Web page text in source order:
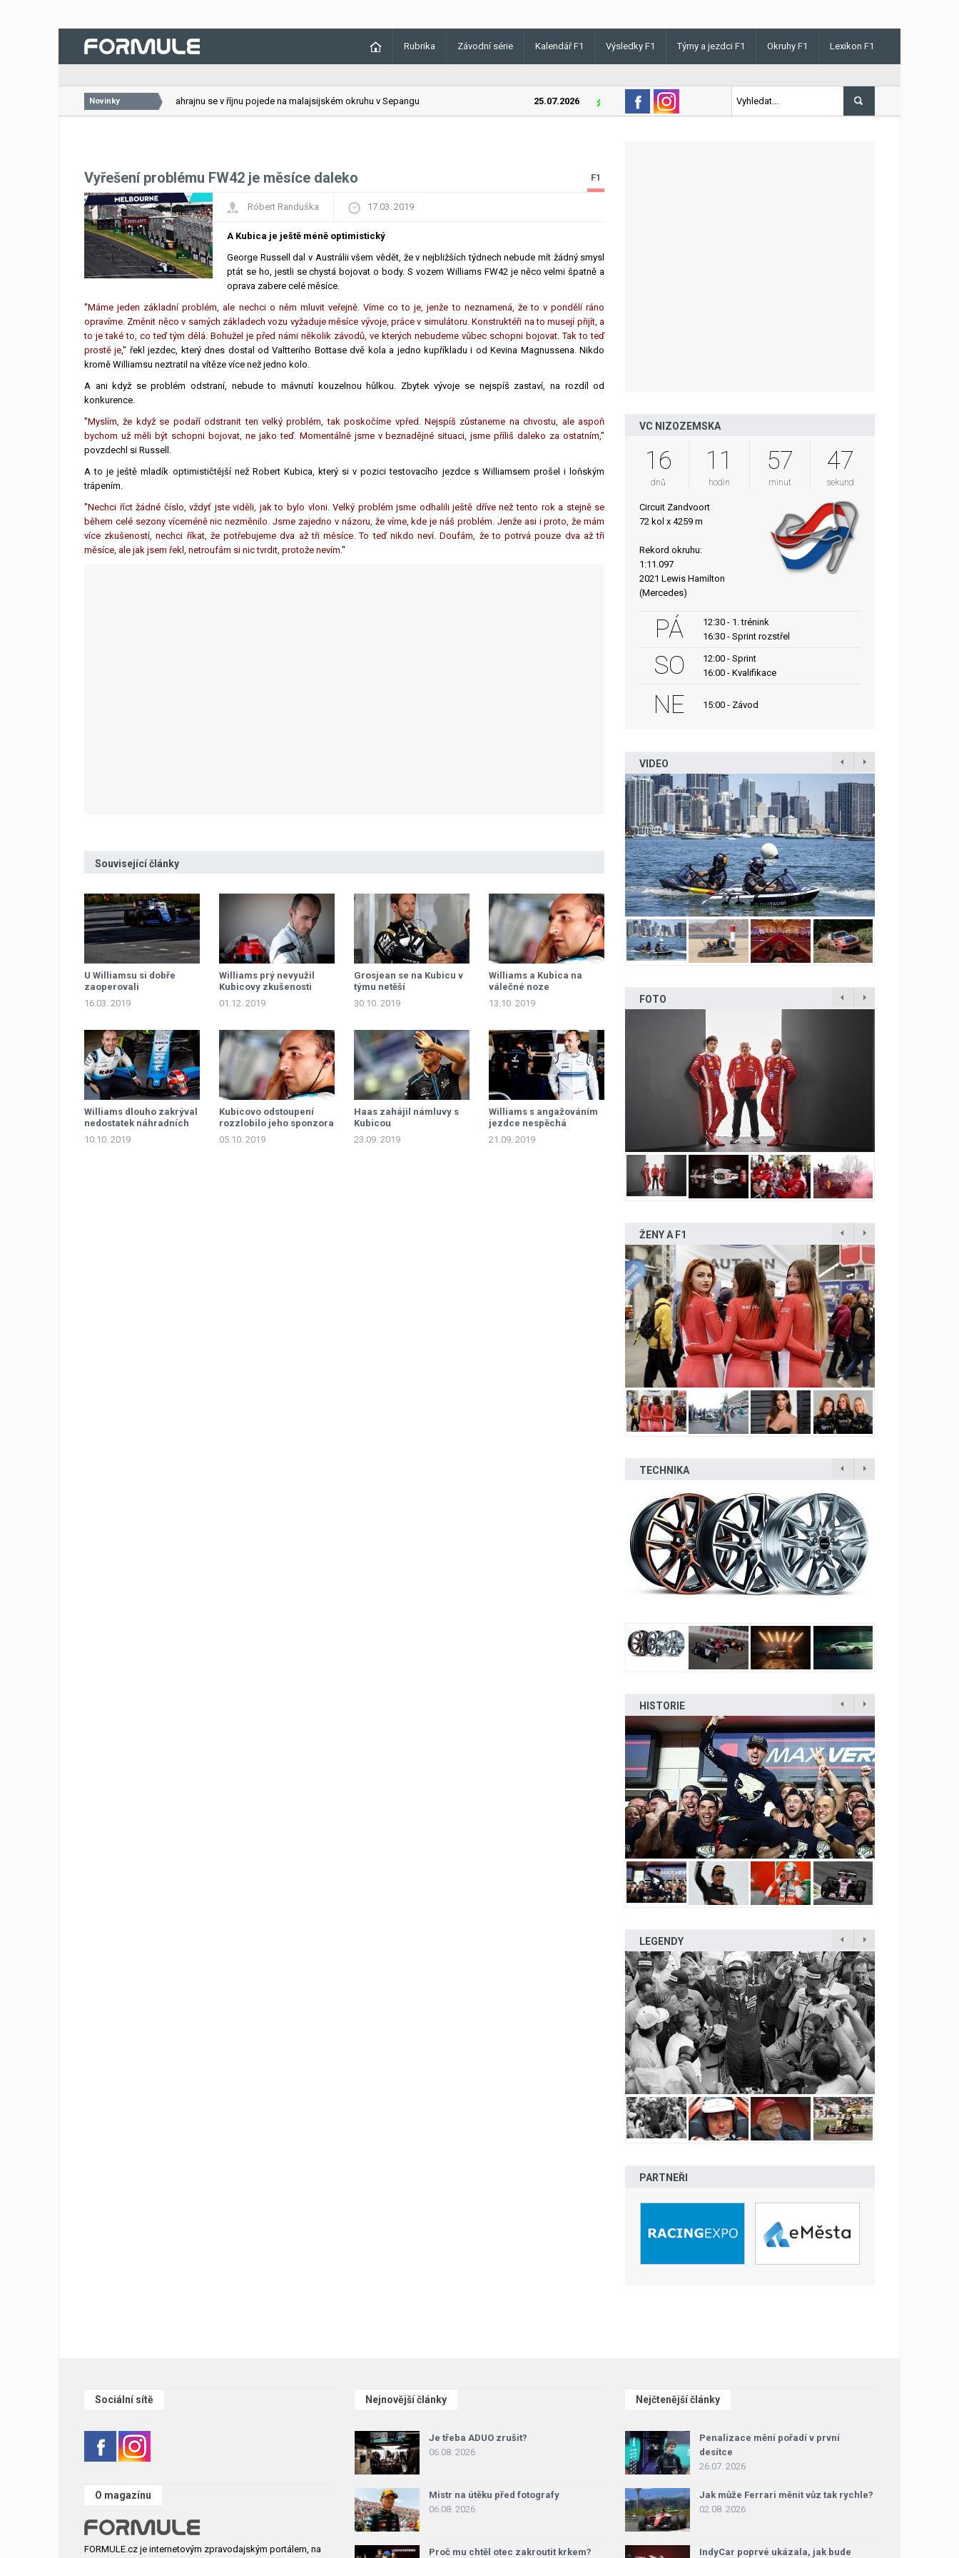
Rubrika Závodní série Kalendář F1 Výsledky F1 Týmy a jezdci F1 Okruhy F1 Lexikon F1
Novinky
26.07.2026 VC Bahrajnu se v říjnu pojede na malajsijském okruhu v Sepangu 25.07.2026 Lando Norris v Maďarsku letos poprvé vyhrál kvalifikaci
Vyřešení problému FW42 je měsíce daleko F1
Róbert Randuška 17.03. 2019
A Kubica je ještě méně optimistický
George Russell dal v Austrálii všem vědět, že v nejbližších týdnech nebude mít žádný smysl
ptát se ho, jestli se chystá bojovat o body. S vozem Williams FW42 je něco velmi špatně a
oprava zabere celé měsíce.
"Máme jeden základní problém, ale nechci o něm mluvit veřejně. Víme co to je, jenže to neznamená, že to v pondělí ráno
opravíme. Změnit něco v samých základech vozu vyžaduje měsíce vývoje, práce v simulátoru. Konstruktéři na to musejí přijít, a
to je také to, co teď tým dělá. Bohužel je před námi několik závodů, ve kterých nebudeme vůbec schopni bojovat. Tak to teď
prostě je," řekl jezdec, který dnes dostal od Valtteriho Bottase dvě kola a jedno kupříkladu i od Kevina Magnussena. Nikdo
kromě Williamsu neztratil na vítěze více než jedno kolo.
A ani když se problém odstraní, nebude to mávnutí kouzelnou hůlkou. Zbytek vývoje se nejspíš zastaví, na rozdíl od
konkurence.
"Myslím, že když se podaří odstranit ten velký problém, tak poskočíme vpřed. Nejspíš zůstaneme na chvostu, ale aspoň
bychom už měli být schopni bojovat, ne jako teď. Momentálně jsme v beznadějné situaci, jsme příliš daleko za ostatním,"
povzdechl si Russell.
A to je ještě mladík optimističtější než Robert Kubica, který si v pozici testovacího jezdce s Williamsem prošel i loňským
trápením.
"Nechci říct žádné číslo, vždyť jste viděli, jak to bylo vloni. Velký problém jsme odhalili ještě dříve než tento rok a stejně se
během celé sezony víceméně nic nezměnilo. Jsme zajedno v názoru, že víme, kde je náš problém. Jenže asi i proto, že mám
více zkušeností, nechci říkat, že potřebujeme dva až tři měsíce. To teď nikdo neví. Doufám, že to potrvá pouze dva až tři
měsíce, ale jak jsem řekl, netroufám si nic tvrdit, protože nevím."
Související články
U Williamsu si dobře
zaoperovali
16.03. 2019
Williams prý nevyužil
Kubicovy zkušenosti
01.12. 2019
Grosjean se na Kubicu v
týmu netěší
30.10. 2019
Williams a Kubica na
válečné noze
13.10. 2019
Williams dlouho zakrýval
nedostatek náhradních
dílů
10.10. 2019
Kubicovo odstoupení
rozzlobilo jeho sponzora
05.10. 2019
Haas zahájil námluvy s
Kubicou
23.09. 2019
Williams s angažováním
jezdce nespěchá
21.09. 2019
VC NIZOZEMSKA
16
dnů
11
hodin
57
minut
46
sekund
Circuit Zandvoort
72 kol x 4259 m
Rekord okruhu:
1:11.097
2021 Lewis Hamilton
(Mercedes)
PÁ
12:30 - 1. trénink
16:30 - Sprint rozstřel
SO
12:00 - Sprint
16:00 - Kvalifikace
NE 15:00 - Závod
VIDEO
FOTO
ŽENY A F1
TECHNIKA
HISTORIE
LEGENDY
PARTNEŘI
Sociální sítě
O magazínu
FORMULE.cz je internetovým zpravodajským portálem, na
Nejnovější články
Je třeba ADUO zrušit?
06.08. 2026
Mistr na útěku před fotografy
06.08. 2026
Proč mu chtěl otec zakroutit krkem?
Nejčtenější články
Penalizace mění pořadí v první
desítce
26.07. 2026
Jak může Ferrari měnit vůz tak rychle?
02.08. 2026
IndyCar poprvé ukázala, jak bude